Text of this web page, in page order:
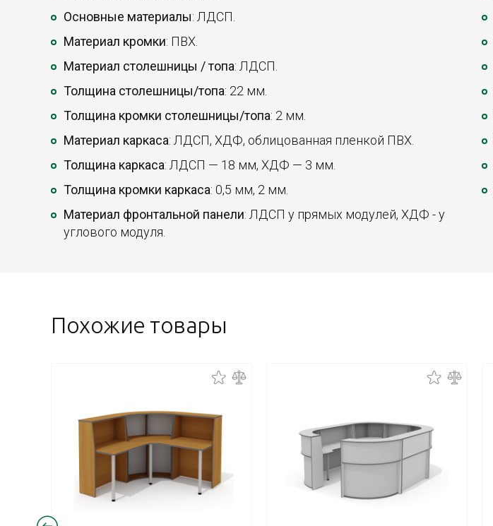
Основные материалы: ЛДСП.
Материал кромки: ПВХ.
Материал столешницы / топа: ЛДСП.
Толщина столешницы/топа: 22 мм.
Толщина кромки столешницы/топа: 2 мм.
Материал каркаса: ЛДСП, ХДФ, облицованная пленкой ПВХ.
Толщина каркаса: ЛДСП — 18 мм, ХДФ — 3 мм.
Толщина кромки каркаса: 0,5 мм, 2 мм.
Материал фронтальной панели: ЛДСП у прямых модулей, ХДФ - у
углового модуля.
Похожие товары